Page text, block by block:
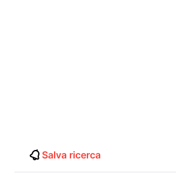
Salva ricerca